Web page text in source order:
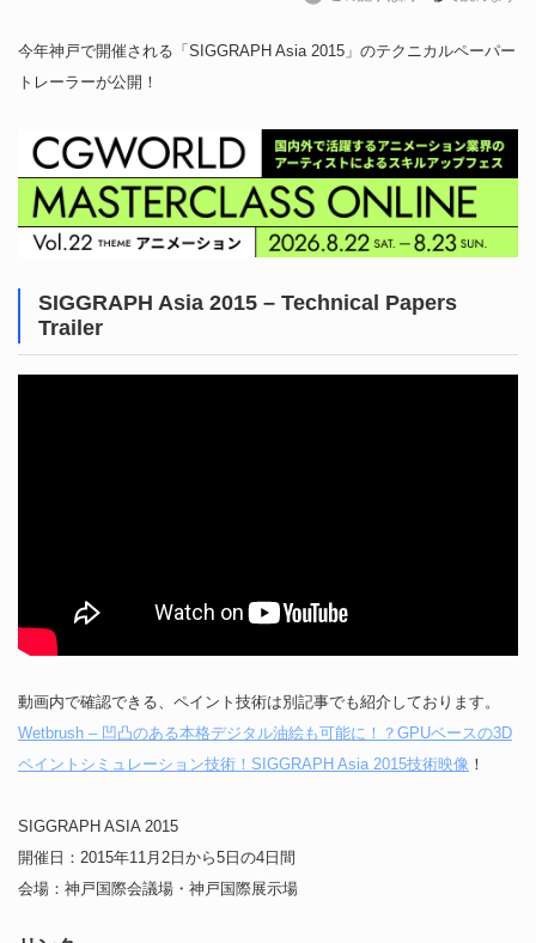
今年神戸で開催される「SIGGRAPH Asia 2015」のテクニカルペーパー
トレーラーが公開！
SIGGRAPH Asia 2015 – Technical Papers
Trailer
動画内で確認できる、ペイント技術は別記事でも紹介しております。
Wetbrush – 凹凸のある本格デジタル油絵も可能に！？GPUベースの3D
ペイントシミュレーション技術！SIGGRAPH Asia 2015技術映像 ！
SIGGRAPH ASIA 2015
開催日：2015年11月2日から5日の4日間
会場：神戸国際会議場・神戸国際展示場